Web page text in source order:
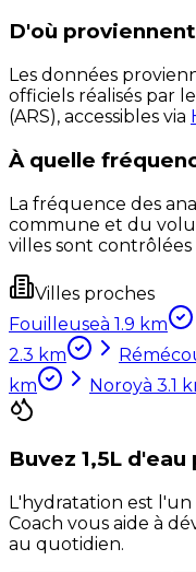
D'où
Les données
officiels réalisés par
(ARS), accessibles via
À quelle
La fréquence des
commune et du
villes sont contrôlées
Villes proches
Fouilleuseà 1.9 km
2.3 km
km
Noroyà 3.1
Buvez 1,5L
L'hydratation est l'un
Coach vous aide à
au quotidien.